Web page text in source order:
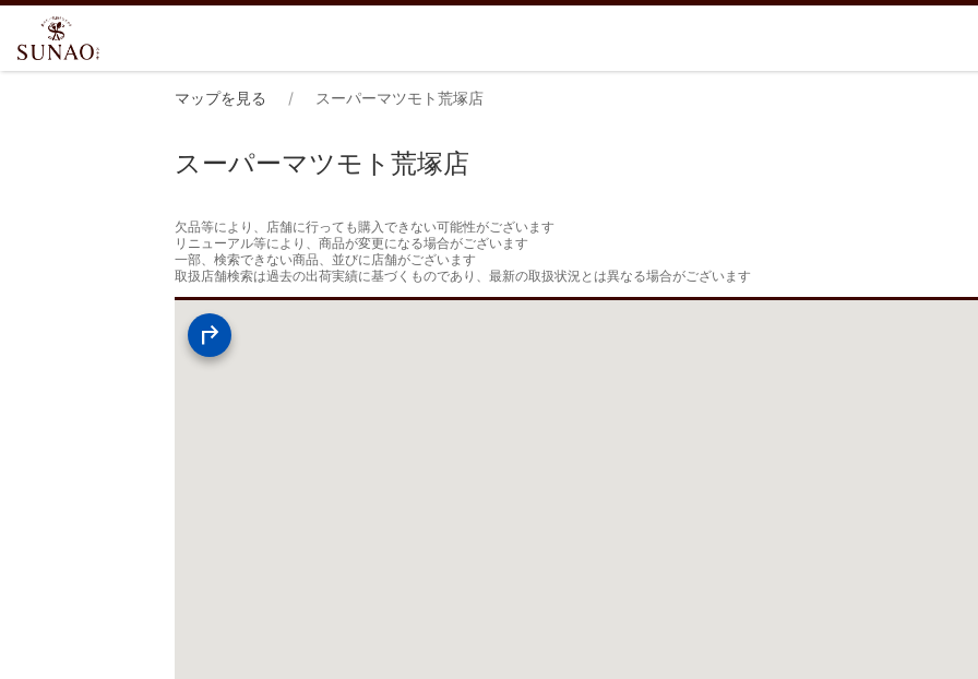
マップを見る スーパーマツモト荒塚店
スーパーマツモト荒塚店
欠品等により、店舗に行っても購入できない可能性がございます
リニューアル等により、商品が変更になる場合がございます
一部、検索できない商品、並びに店舗がございます
取扱店舗検索は過去の出荷実績に基づくものであり、最新の取扱状況とは異なる場合がございます